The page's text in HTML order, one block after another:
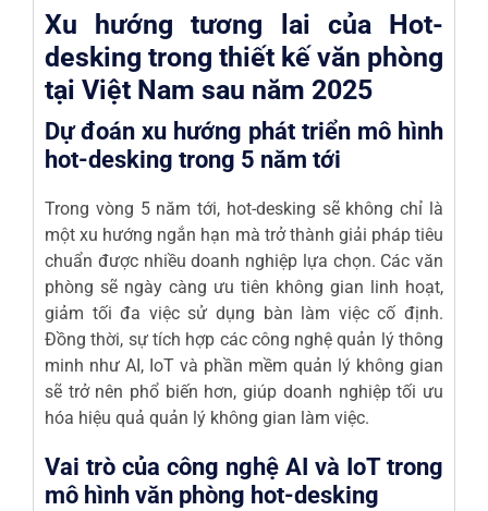
Xu hướng tương lai của Hot-
desking trong thiết kế văn phòng
tại Việt Nam sau năm 2025
Dự đoán xu hướng phát triển mô hình
hot-desking trong 5 năm tới
Trong vòng 5 năm tới, hot-desking sẽ không chỉ là
một xu hướng ngắn hạn mà trở thành giải pháp tiêu
chuẩn được nhiều doanh nghiệp lựa chọn. Các văn
phòng sẽ ngày càng ưu tiên không gian linh hoạt,
giảm tối đa việc sử dụng bàn làm việc cố định.
Đồng thời, sự tích hợp các công nghệ quản lý thông
minh như AI, IoT và phần mềm quản lý không gian
sẽ trở nên phổ biến hơn, giúp doanh nghiệp tối ưu
hóa hiệu quả quản lý không gian làm việc.
Vai trò của công nghệ AI và IoT trong
mô hình văn phòng hot-desking